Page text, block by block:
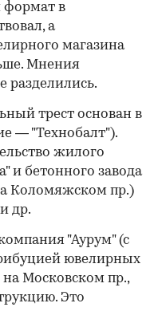
в
а
магазина
Мнения
разделились.
трест основан в
— "Технобалт").
жилого
и бетонного завода
Коломяжском пр.)
др.
"Аурум" (с
ювелирных
Московском пр.,
Это